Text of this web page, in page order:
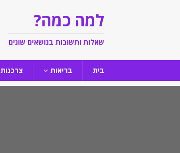
למה כמה?
שאלות ותשובות בנושאים שונים
בית בריאות צרכנות